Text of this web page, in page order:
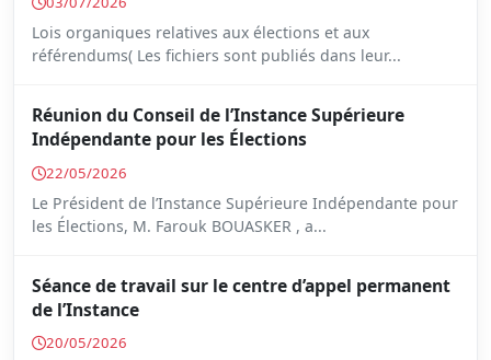
Lois organiques relatives aux élections et aux
référendums( Les fichiers sont publiés dans leur...
Réunion du Conseil de l’Instance Supérieure
Indépendante pour les Élections
22/05/2026
Le Président de l’Instance Supérieure Indépendante pour
les Élections, M. Farouk BOUASKER , a...
Séance de travail sur le centre d’appel permanent
de l’Instance
20/05/2026